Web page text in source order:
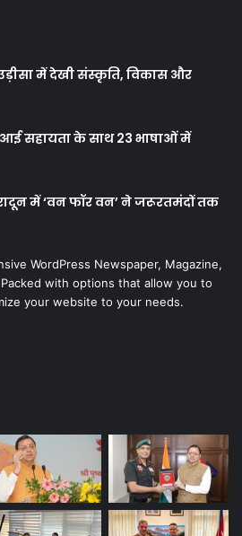
उड़ीसा में देखी संस्कृति, विकास और
सहायता के साथ 23 भाषाओं में
में ‘वन फॉर वन’ ने जरूरतमंदों तक
WordPress Newspaper, Magazine,
with options that allow you to
your website to your needs.